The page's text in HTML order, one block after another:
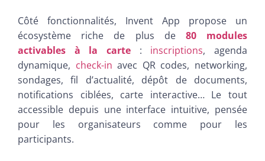
Côté fonctionnalités, Invent App propose un
écosystème riche de plus de 80 modules
activables à la carte
: inscriptions, agenda
dynamique, check-in avec QR codes, networking,
sondages, fil d’actualité, dépôt de documents,
notifications ciblées, carte interactive… Le tout
accessible depuis une interface intuitive, pensée
pour les organisateurs comme pour les
participants.